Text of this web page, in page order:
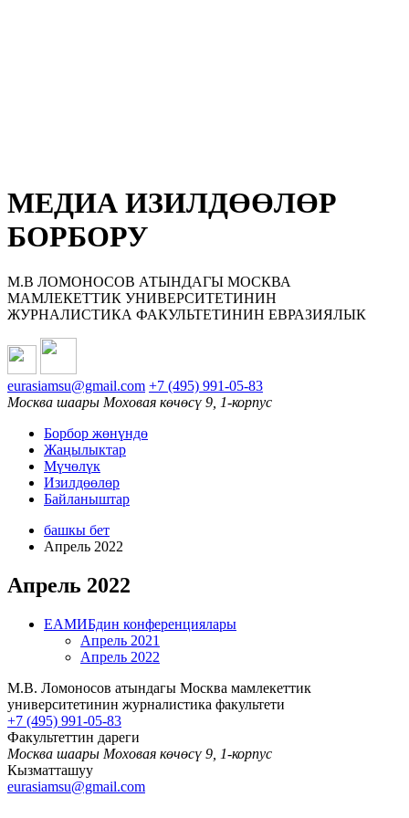
МЕДИА ИЗИЛДӨӨЛӨР
БОРБОРУ
М.В ЛОМОНОСОВ АТЫНДАГЫ МОСКВА
МАМЛЕКЕТТИК УНИВЕРСИТЕТИНИН
ЖУРНАЛИСТИКА ФАКУЛЬТЕТИНИН ЕВРАЗИЯЛЫК
eurasiamsu@gmail.com +7 (495) 991-05-83
Москва шаары Моховая көчөсү 9, 1-корпус
Борбор жөнүндө
Жаңылыктар
Мүчөлүк
Изилдөөлөр
Байланыштар
башкы бет
Апрель 2022
Апрель 2022
ЕАМИБдин конференциялары
Апрель 2021
Апрель 2022
М.В. Ломоносов атындагы Москва мамлекеттик
университетинин журналистика факультети
+7 (495) 991-05-83
Факультеттин дареги
Москва шаары Моховая көчөсү 9, 1-корпус
Кызматташуу
eurasiamsu@gmail.com